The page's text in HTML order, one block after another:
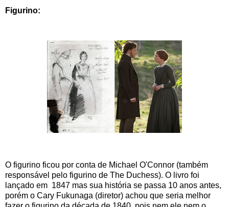
Figurino:
O figurino ficou por conta de Michael O'Connor (também
responsável pelo figurino de The Duchess). O livro foi
lançado em 1847 mas sua história se passa 10 anos antes,
porém o Cary Fukunaga (diretor) achou que seria melhor